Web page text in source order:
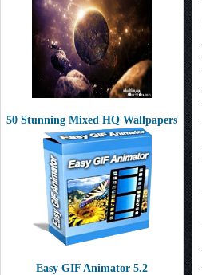
50 Stunning Mixed HQ Wallpapers
Easy GIF Animator 5.2